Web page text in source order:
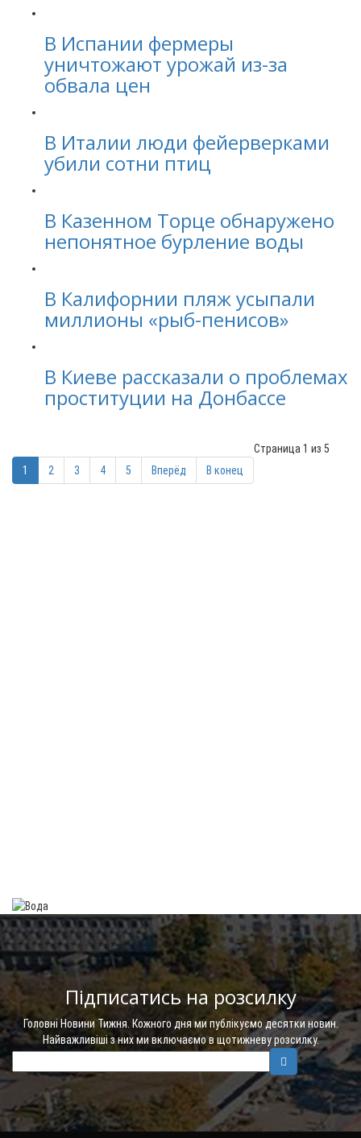
В Испании фермеры
уничтожают урожай из-за
обвала цен
В Италии люди фейерверками
убили сотни птиц
В Казенном Торце обнаружено
непонятное бурление воды
В Калифорнии пляж усыпали
миллионы «рыб-пенисов»
В Киеве рассказали о проблемах
проституции на Донбассе
Страница 1 из 5
1
2 3 4 5 Вперёд В конец
Підписатись на розсилку
Головні Новини Тижня. Кожного дня ми публікуємо десятки новин.
Найважливіші з них ми включаємо в щотижневу розсилку.